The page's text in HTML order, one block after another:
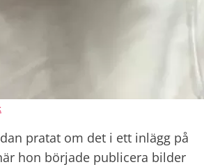
pratat om det i ett inlägg på
hon började publicera bilder